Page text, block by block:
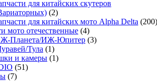
для китайских скутеров
(2)
для китайских мото Alpha Delta (200)
мото отечественные (4)
Планета/ИЖ-Юпитер (3)
Тула (1)
и камеры (1)
(51)
(7)